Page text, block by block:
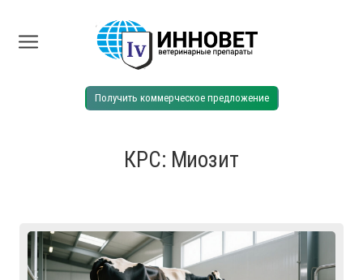
Получить коммерческое предложение
КРС: Миозит